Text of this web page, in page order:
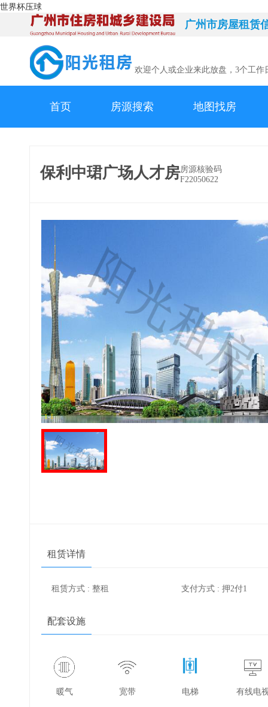
世界杯压球
广州市房屋租赁
欢迎个人或企业来此放盘，3个工作
首页 房源搜索 地图找房
保利中珺广场人才房房源核验码
F22050622
1-1
租赁详情
租赁方式 : 整租 支付方式 : 押2付1
配套设施
暖气 宽带 电梯 有线电